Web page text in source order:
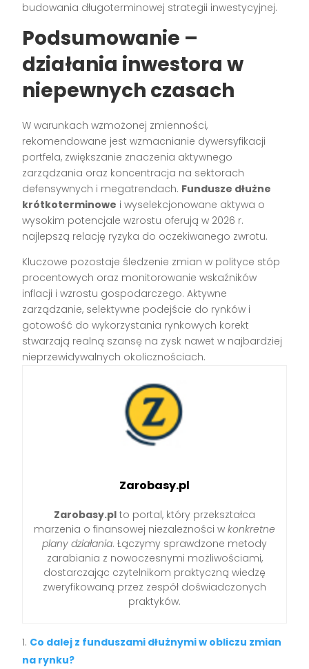
budowania długoterminowej strategii inwestycyjnej.
Podsumowanie –
działania inwestora w
niepewnych czasach
W warunkach wzmożonej zmienności,
rekomendowane jest wzmacnianie dywersyfikacji
portfela, zwiększanie znaczenia aktywnego
zarządzania oraz koncentracja na sektorach
defensywnych i megatrendach. Fundusze dłużne
krótkoterminowe i wyselekcjonowane aktywa o
wysokim potencjale wzrostu oferują w 2026 r.
najlepszą relację ryzyka do oczekiwanego zwrotu.
Kluczowe pozostaje śledzenie zmian w polityce stóp
procentowych oraz monitorowanie wskaźników
inflacji i wzrostu gospodarczego. Aktywne
zarządzanie, selektywne podejście do rynków i
gotowość do wykorzystania rynkowych korekt
stwarzają realną szansę na zysk nawet w najbardziej
nieprzewidywalnych okolicznościach.
Zarobasy.pl
Zarobasy.pl to portal, który przekształca
marzenia o finansowej niezależności w konkretne
plany działania. Łączymy sprawdzone metody
zarabiania z nowoczesnymi możliwościami,
dostarczając czytelnikom praktyczną wiedzę
zweryfikowaną przez zespół doświadczonych
praktyków.
Co dalej z funduszami dłużnymi w obliczu zmian
na rynku?